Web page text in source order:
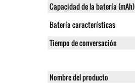
Capacidad de la batería (mAh)
Batería características
Tiempo de conversación
Nombre del producto